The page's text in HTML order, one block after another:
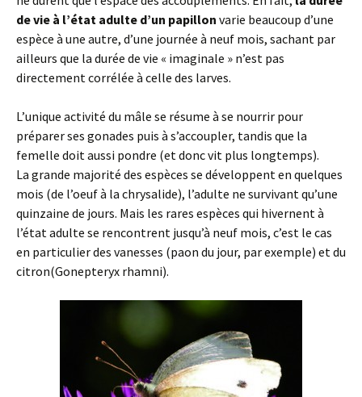
de vie à l’état adulte d’un papillon varie beaucoup d’une
espèce à une autre, d’une journée à neuf mois, sachant par
ailleurs que la durée de vie « imaginale » n’est pas
directement corrélée à celle des larves.
L’unique activité du mâle se résume à se nourrir pour
préparer ses gonades puis à s’accoupler, tandis que la
femelle doit aussi pondre (et donc vit plus longtemps).
La grande majorité des espèces se développent en quelques
mois (de l’oeuf à la chrysalide), l’adulte ne survivant qu’une
quinzaine de jours. Mais les rares espèces qui hivernent à
l’état adulte se rencontrent jusqu’à neuf mois, c’est le cas
en particulier des vanesses (paon du jour, par exemple) et du
citron(Gonepteryx rhamni).